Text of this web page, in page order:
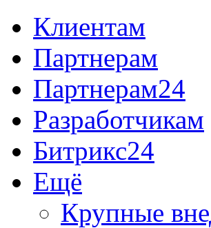
Клиентам
Партнерам
Партнерам24
Разработчикам
Битрикс24
Ещё
Крупные